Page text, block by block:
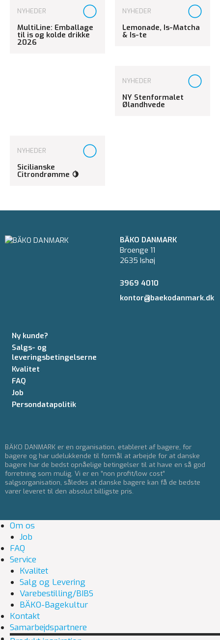
NYHEDER
MultiLine: Emballage
til is og kolde drikke
2026
NYHEDER
Lemonade, Is-Matcha
& Is-te
NYHEDER
NY Stenformalet
Ølandhvede
NYHEDER
Sicilianske
Citrondrømme 🍋
BÄKO DANMARK
Broenge 11
2635 Ishøj
3969 4010
kontor@baekodanmark.dk
Ny kunde?
Salgs- og
leveringsbetingelserne
Kvalitet
FAQ
Job
Persondatapolitik
BÄKO DANMARK er en organisation, etableret af bagere, for
bagere og har udelukkende til formål at arbejde for at danske
bagere har de bedst opnåelige betingelser til at have en så god
forretning som mulig. Vi er en ”non profit/low cost”
salgsorganisation, således at danske bagere kan få de bedste
varer leveret til den absolut billigste pris.
Om os
Job
FAQ
Service
Kvalitet
Salg og Levering
Varebestilling/BIBS
BÄKO-Bagekultur
Kontakt
Samarbejdspartnere